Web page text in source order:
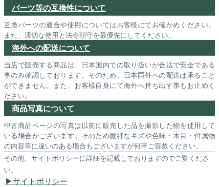
パーツ等の互換性について
互換パーツの適合や使用についてはお客様にてお確かめください。
また、適切な使用と法令順守を最優先にしてください。
海外への配送について
当店で販売する商品は、日本国内での取り扱いが合法で安全である
事のみ確認しております。そのため、日本国外への配送は承ること
ができません。また、お客様自身にて海外へ持ち出す事もお止めく
ださい。
商品写真について
中古商品ページの写真は以前に販売した品を撮影した物を使用して
いる場合がございます。そのため微細なキズや色味・木目・付属物
の内容等に違いのある場合もございますが何卒ご容赦ください。
その他、サイトポリシーに詳細を記載しておりますのでご覧くださ
い。
サイトポリシー